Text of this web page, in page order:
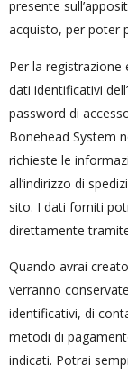
presente
acquisto, per poter
Per la registrazione
dati identificativi
password di
Bonehead System
richieste le
all’indirizzo di
sito. I dati forniti
direttamente
Quando avrai
verranno
identificativi, di
metodi di
indicati. Potrai